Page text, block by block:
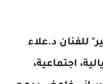
للفنان د.علاء
اجتماعية،